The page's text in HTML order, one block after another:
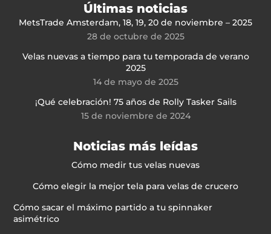
Últimas noticias
MetsTrade Amsterdam, 18, 19, 20 de noviembre – 2025
28 de octubre de 2025
Velas nuevas a tiempo para tu temporada de verano
2025
14 de mayo de 2025
¡Qué celebración! 75 años de Rolly Tasker Sails
15 de noviembre de 2024
Noticias más leídas
Cómo medir tus velas nuevas
Cómo elegir la mejor tela para velas de crucero
Cómo sacar el máximo partido a tu spinnaker
asimétrico